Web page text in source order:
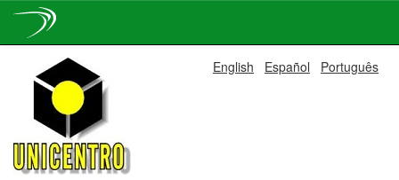
navigation
English Español Português